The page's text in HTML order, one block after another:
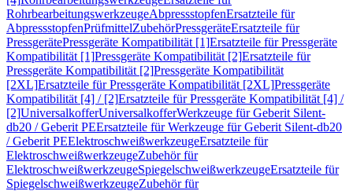
RohrbearbeitungswerkzeugeAbpressstopfenErsatzteile für
AbpressstopfenPrüfmittelZubehörPressgeräteErsatzteile für
PressgerätePressgeräte Kompatibilität [1]Ersatzteile für Pressgeräte
Kompatibilität [1]Pressgeräte Kompatibilität [2]Ersatzteile für
Pressgeräte Kompatibilität [2]Pressgeräte Kompatibilität
[2XL]Ersatzteile für Pressgeräte Kompatibilität [2XL]Pressgeräte
Kompatibilität [4] / [2]Ersatzteile für Pressgeräte Kompatibilität [4] /
[2]UniversalkofferUniversalkofferWerkzeuge für Geberit Silent-
db20 / Geberit PEErsatzteile für Werkzeuge für Geberit Silent-db20
/ Geberit PEElektroschweißwerkzeugeErsatzteile für
ElektroschweißwerkzeugeZubehör für
ElektroschweißwerkzeugeSpiegelschweißwerkzeugeErsatzteile für
SpiegelschweißwerkzeugeZubehör für